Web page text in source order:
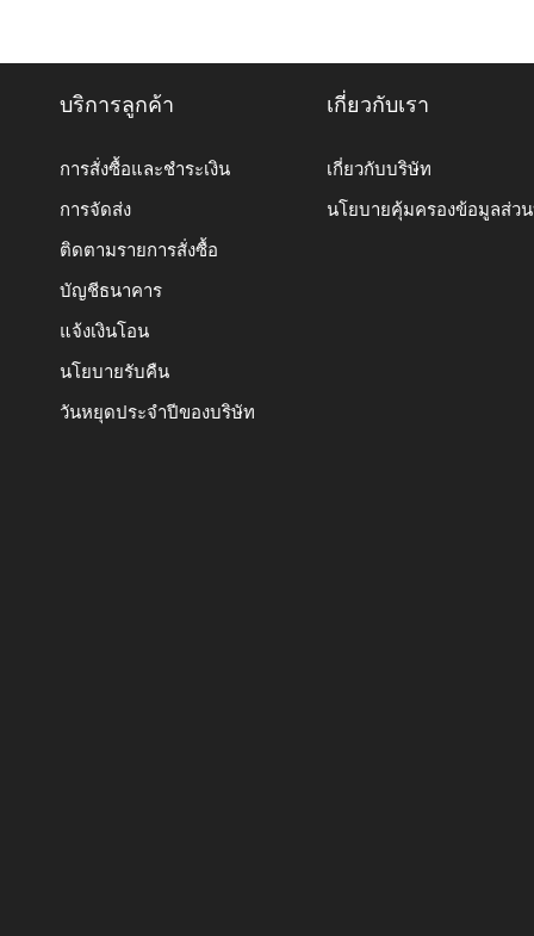
บริการลูกค้า
การสั่งซื้อและชำระเงิน
การจัดส่ง
ติดตามรายการสั่งซื้อ
บัญชีธนาคาร
แจ้งเงินโอน
นโยบายรับคืน
วันหยุดประจำปีของบริษัท
เกี่ยวกับเรา
เกี่ยวกับบริษัท
นโยบายคุ้มครองข้อมูลส่ว